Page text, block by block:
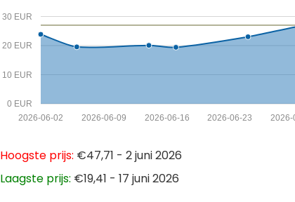
0 EUR
10 EUR
20 EUR
30 EUR
2026-
2026-06-23
2026-06-16
2026-06-09
2026-06-02
Hoogste prijs: €47,71 - 2 juni 2026
Laagste prijs: €19,41 - 17 juni 2026